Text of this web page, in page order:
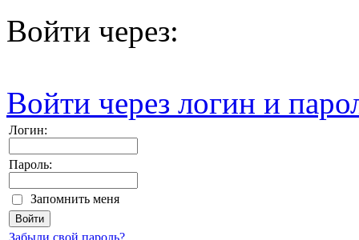
Войти через:
Войти через логин и
Логин:
Пароль:
Запомнить меня
Забыли свой пароль?